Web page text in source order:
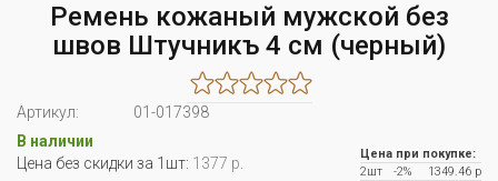
Ремень кожаный мужской без
швов Штучникъ 4 см (черный)
Артикул:
01-017398
В наличии
Цена без скидки за 1шт: 1377 р.
Цена при покупке:
2шт
-2%
1349.46 р